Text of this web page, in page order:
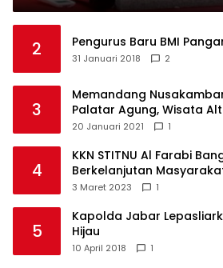
2 Pengurus Baru BMI
31 Januari 2018 2
3
Memandang
Palatar Agung, Wisata
Pandemi
20 Januari 2021 1
4
KKN STITNU Al Farabi
Berkelanjutan
Langkaplancar
3 Maret 2023 1
5
Kapolda Jabar
Hijau
10 April 2018 1